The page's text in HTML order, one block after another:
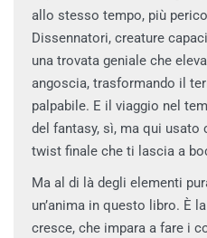
allo stesso tempo, più
Dissennatori, creature
una trovata geniale che
angoscia, trasformando il
palpabile. E il viaggio nel
del fantasy, sì, ma qui usato
twist finale che ti lascia a
Ma al di là degli elementi
un’anima in questo libro. È
cresce, che impara a fare i